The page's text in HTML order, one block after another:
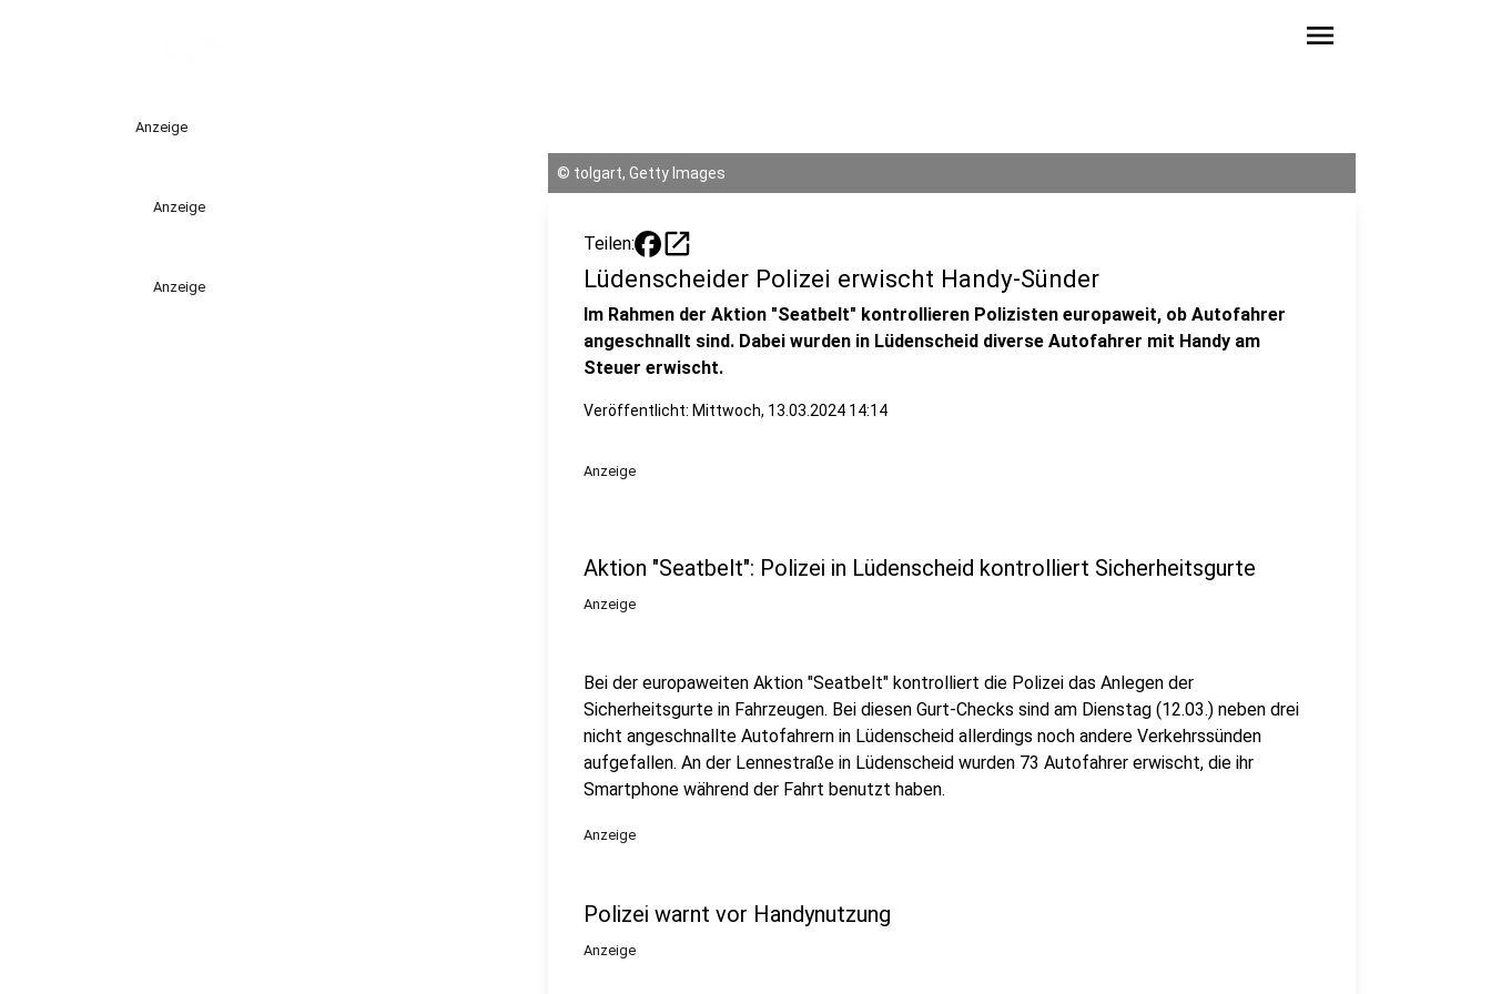
menu
Anzeige
Anzeige
Anzeige
© tolgart, Getty Images
Teilen: open_in_new
Lüdenscheider Polizei erwischt Handy-Sünder
Im Rahmen der Aktion "Seatbelt" kontrollieren Polizisten europaweit, ob Autofahrer
angeschnallt sind. Dabei wurden in Lüdenscheid diverse Autofahrer mit Handy am
Steuer erwischt.
Veröffentlicht: Mittwoch, 13.03.2024 14:14
Anzeige
Aktion "Seatbelt": Polizei in Lüdenscheid kontrolliert Sicherheitsgurte
Anzeige
Bei der europaweiten Aktion "Seatbelt" kontrolliert die Polizei das Anlegen der
Sicherheitsgurte in Fahrzeugen. Bei diesen Gurt-Checks sind am Dienstag (12.03.) neben drei
nicht angeschnallte Autofahrern in Lüdenscheid allerdings noch andere Verkehrssünden
aufgefallen. An der Lennestraße in Lüdenscheid wurden 73 Autofahrer erwischt, die ihr
Smartphone während der Fahrt benutzt haben.
Anzeige
Polizei warnt vor Handynutzung
Anzeige